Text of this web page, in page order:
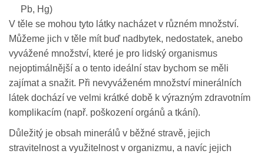
Pb, Hg)
V těle se mohou tyto látky nacházet v různém množství.
Můžeme jich v těle mít buď nadbytek, nedostatek, anebo
vyvážené množství, které je pro lidský organismus
nejoptimálnější a o tento ideální stav bychom se měli
zajímat a snažit. Při nevyváženém množství minerálních
látek dochází ve velmi krátké době k výrazným zdravotním
komplikacím (např. poškození orgánů a tkání).
Důležitý je obsah minerálů v běžné stravě, jejich
stravitelnost a využitelnost v organizmu, a navíc jejich